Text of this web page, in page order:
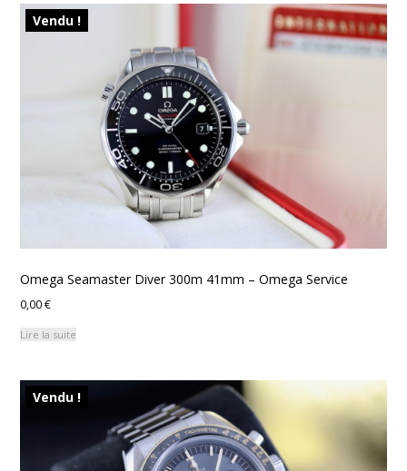
Vendu !
Omega Seamaster Diver 300m 41mm – Omega Service
0,00€
Lire la suite
Vendu !